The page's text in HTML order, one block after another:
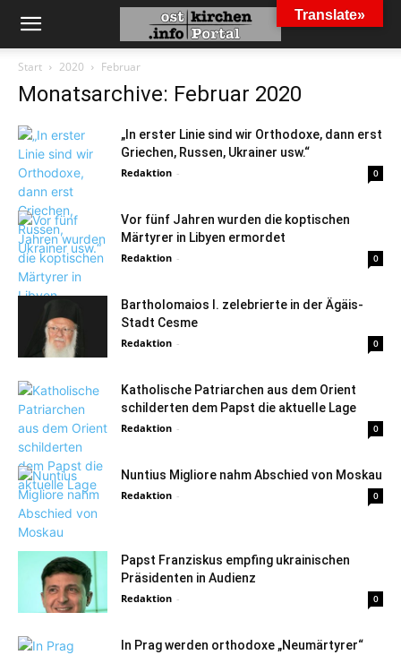
Start 2020 Februar
Monatsarchive: Februar 2020
„In erster Linie sind wir Orthodoxe, dann erst
Griechen, Russen, Ukrainer usw.“
Redaktion - 0
Vor fünf Jahren wurden die koptischen
Märtyrer in Libyen ermordet
Redaktion - 0
Bartholomaios I. zelebrierte in der Ägäis-
Stadt Cesme
Redaktion - 0
Katholische Patriarchen aus dem Orient
schilderten dem Papst die aktuelle Lage
Redaktion - 0
Nuntius Migliore nahm Abschied von Moskau
Redaktion - 0
Papst Franziskus empfing ukrainischen
Präsidenten in Audienz
Redaktion - 0
In Prag werden orthodoxe „Neumärtyrer“
Translate»